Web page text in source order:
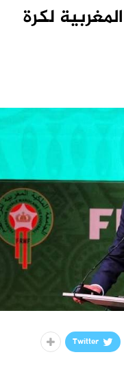
لكرة
Twitter